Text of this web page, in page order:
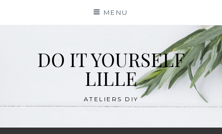
MENU
DO IT YOURSELF
LILLE
ATELIERS DIY